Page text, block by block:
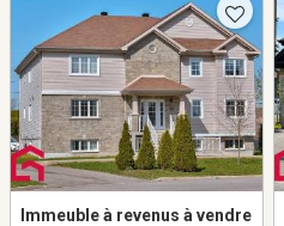
Immeuble à revenus à vendre